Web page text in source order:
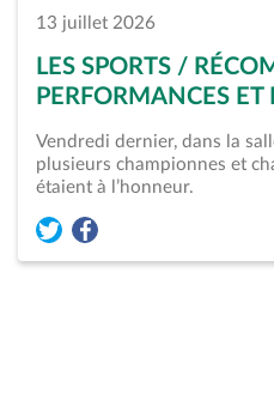
13 juillet 2026
LES SPORTS /
PERFORMANCES ET
Vendredi dernier, dans la
plusieurs championnes et
étaient à l’honneur.
Partager l'article « Les
Partager l'article « Les